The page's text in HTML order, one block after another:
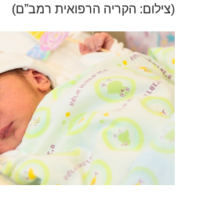
(צילום: הקריה הרפואית רמב”ם)